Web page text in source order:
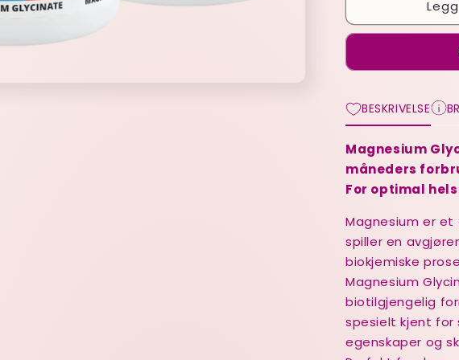
BESKRIVELSE
Magnesium
måneders
For optimal
Magnesium er et
spiller en
biokjemiske
Magnesium
biotilgjengelig
spesielt kjent for
egenskaper og